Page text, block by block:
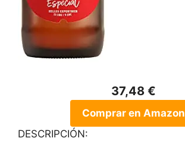
37,48 €
Comprar en Amazon
DESCRIPCIÓN: